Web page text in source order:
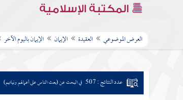
المكتبة الإسلامية
العرض الموضوعي العقيدة الإيمان الإيمان باليوم الآخر
عدد النتائج : 507 في البحث عن (بعث الناس على أعمالهم ونياتهم)